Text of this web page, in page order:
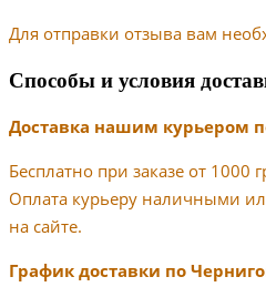
Для отправки отзыва вам
Способы и условия
Доставка нашим курьером
Бесплатно при заказе от 1000
Оплата курьеру наличными
на сайте.
График доставки по